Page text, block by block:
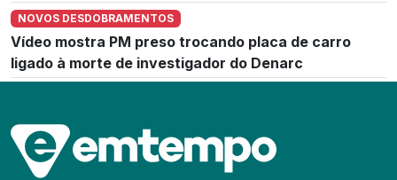
NOVOS DESDOBRAMENTOS
Vídeo mostra PM preso trocando placa de carro
ligado à morte de investigador do Denarc